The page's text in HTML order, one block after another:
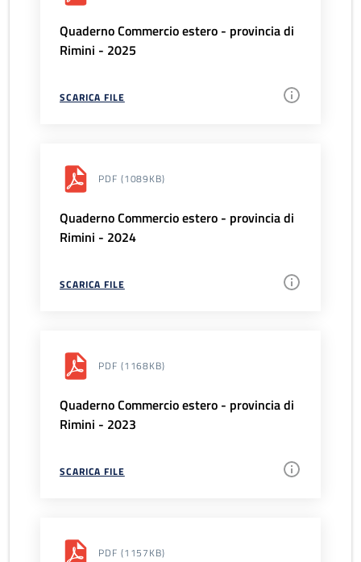
Quaderno Commercio estero - provincia di
Rimini - 2025
SCARICA FILE
PDF (1089KB)
Quaderno Commercio estero - provincia di
Rimini - 2024
SCARICA FILE
PDF (1168KB)
Quaderno Commercio estero - provincia di
Rimini - 2023
SCARICA FILE
PDF (1157KB)